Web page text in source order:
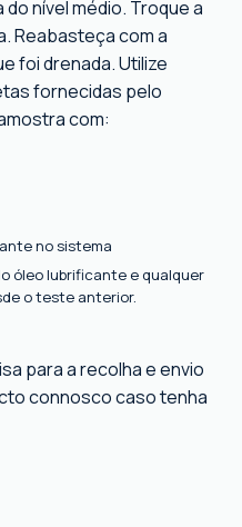
nível médio. Troque a
Reabasteça com a
foi drenada. Utilize
fornecidas pelo
com:
no sistema
óleo lubrificante e qualquer
o teste anterior.
para a recolha e envio
connosco caso tenha